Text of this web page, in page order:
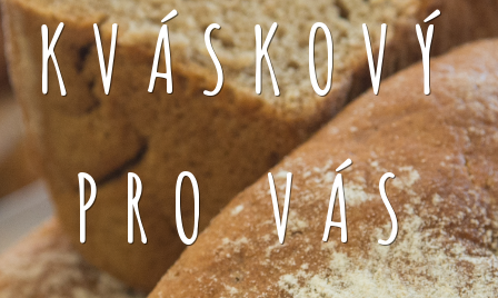
KVÁSKOVÝ
PRO VÁS